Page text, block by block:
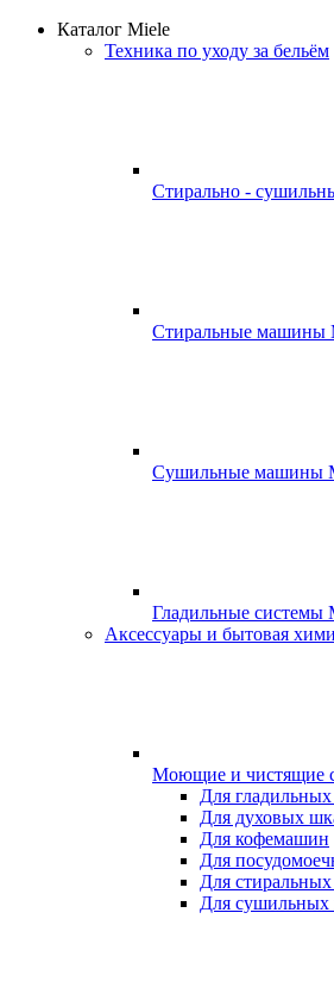
Каталог Miele
Техника по уходу за бельём
Стирально -
Стиральные машины
Сушильные машины
Гладильные системы
Аксессуары и бытовая
Моющие и чистящие
Для
Для духовых
Для кофемашин
Для
Для
Для